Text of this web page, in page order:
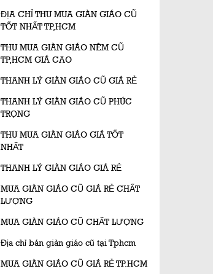
ĐỊA CHỈ THU MUA GIÀN GIÁO CŨ
TỐT NHẤT TP,HCM
THU MUA GIÀN GIÁO NÊM CŨ
TP,HCM GIÁ CAO
THANH LÝ GIÀN GIÁO CŨ GIÁ RẺ
THANH LÝ GIÀN GIÁO CŨ PHÚC
TRỌNG
THU MUA GIÀN GIÁO GIÁ TỐT
NHẤT
THANH LÝ GIÀN GIÁO GIÁ RẺ
MUA GIÀN GIÁO CŨ GIÁ RẺ CHẤT
LƯỢNG
MUA GIÀN GIÁO CŨ CHẤT LƯỢNG
Địa chỉ bán giàn giáo cũ tại Tphcm
MUA GIÀN GIÁO CŨ GIÁ RẺ TP.HCM